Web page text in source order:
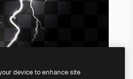
device to enhance site